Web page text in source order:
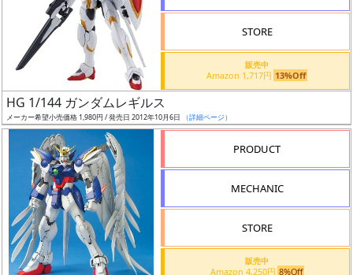
ー
タ
ー
品
（β）
STORE
販売中
Amazon 1,717円 13%Off
HG 1/144 ガンダムレギルス
メーカー希望小売価格 1,980円 / 発売日 2012年10月6日 （詳細ページ）
PRODUCT
MECHANIC
STORE
販売中
Amazon 4,250円 8%Off